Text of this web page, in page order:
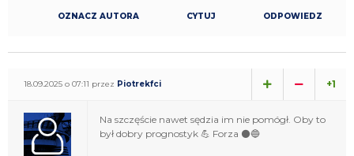
OZNACZ AUTORA CYTUJ ODPOWIEDZ
18.09.2025 o 07:11 przez Piotrekfci +1
Na szczęście nawet sędzia im nie pomógł. Oby to
był dobry prognostyk 💪 Forza ⚫🔵